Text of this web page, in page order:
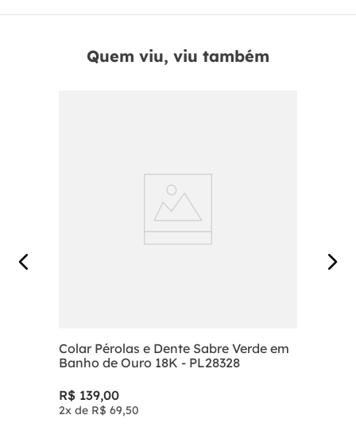
Quem viu, viu também
Colar Pérolas e Dente Sabre Verde em
Banho de Ouro 18K - PL28328
R$ 139,00
2x de R$ 69,50